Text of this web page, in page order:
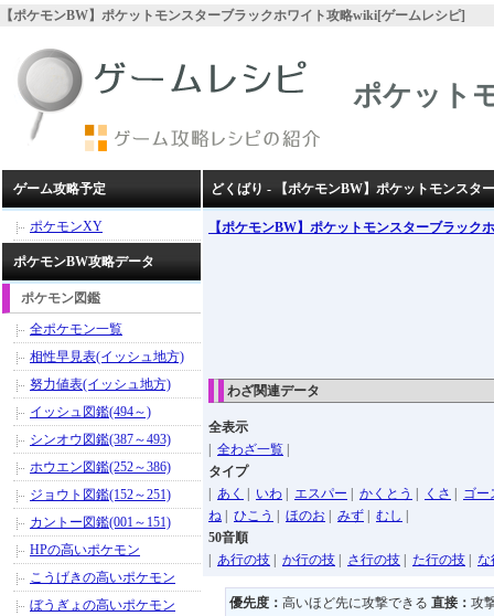
【ポケモンBW】ポケットモンスターブラックホワイト攻略wiki[ゲームレシピ]
ポケット
どくばり - 【ポケモンBW】ポケットモンスタ
【ポケモンBW】ポケットモンスターブラック
わざ関連データ
全表示
全わざ一覧
タイプ
あく いわ エスパー かくとう くさ
ゴー
ね
ひこう ほのお みず むし
50音順
あ行の技 か行の技 さ行の技 た行の技 な
優先度： 高いほど先に攻撃できる 直接： 攻
ゲーム攻略予定
ポケモンXY
ポケモンBW攻略データ
ポケモン図鑑
全ポケモン一覧
相性早見表(イッシュ地方)
努力値表(イッシュ地方)
イッシュ図鑑(494～)
シンオウ図鑑(387～493)
ホウエン図鑑(252～386)
ジョウト図鑑(152～251)
カントー図鑑(001～151)
HPの高いポケモン
こうげきの高いポケモン
ぼうぎょの高いポケモン